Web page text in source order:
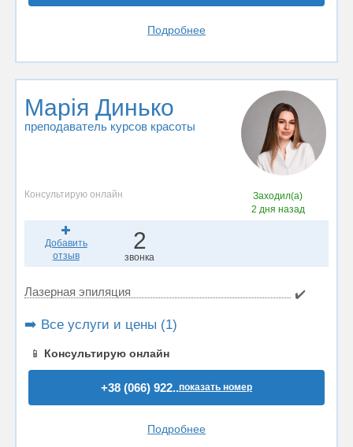
Подробнее
Марія Динько
преподаватель курсов красоты
Консультирую онлайн
Заходил(а)
2 дня назад
Добавить
отзыв
2
звонка
Лазерная эпиляция ✔️
➡️ Все услуги и цены (1)
📱 Консультирую онлайн
+38 (066) 922..показать номер
Подробнее